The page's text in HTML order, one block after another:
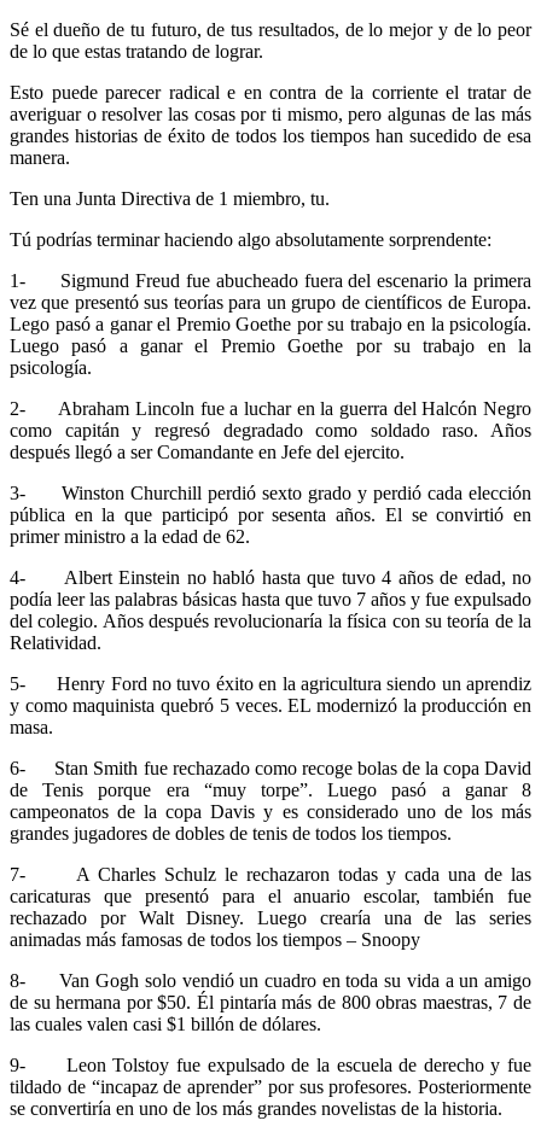
Sé el dueño de tu futuro, de tus resultados, de lo mejor y de lo peor
de lo que estas tratando de lograr.
Esto puede parecer radical e en contra de la corriente el tratar de
averiguar o resolver las cosas por ti mismo, pero algunas de las más
grandes historias de éxito de todos los tiempos han sucedido de esa
manera.
Ten una Junta Directiva de 1 miembro, tu.
Tú podrías terminar haciendo algo absolutamente sorprendente:
1- Sigmund Freud fue abucheado fuera del escenario la primera
vez que presentó sus teorías para un grupo de científicos de Europa.
Lego pasó a ganar el Premio Goethe por su trabajo en la psicología.
Luego pasó a ganar el Premio Goethe por su trabajo en la
psicología.
2- Abraham Lincoln fue a luchar en la guerra del Halcón Negro
como capitán y regresó degradado como soldado raso. Años
después llegó a ser Comandante en Jefe del ejercito.
3- Winston Churchill perdió sexto grado y perdió cada elección
pública en la que participó por sesenta años. El se convirtió en
primer ministro a la edad de 62.
4- Albert Einstein no habló hasta que tuvo 4 años de edad, no
podía leer las palabras básicas hasta que tuvo 7 años y fue expulsado
del colegio. Años después revolucionaría la física con su teoría de la
Relatividad.
5- Henry Ford no tuvo éxito en la agricultura siendo un aprendiz
y como maquinista quebró 5 veces. EL modernizó la producción en
masa.
6- Stan Smith fue rechazado como recoge bolas de la copa David
de Tenis porque era “muy torpe”. Luego pasó a ganar 8
campeonatos de la copa Davis y es considerado uno de los más
grandes jugadores de dobles de tenis de todos los tiempos.
7- A Charles Schulz le rechazaron todas y cada una de las
caricaturas que presentó para el anuario escolar, también fue
rechazado por Walt Disney. Luego crearía una de las series
animadas más famosas de todos los tiempos – Snoopy
8- Van Gogh solo vendió un cuadro en toda su vida a un amigo
de su hermana por $50. Él pintaría más de 800 obras maestras, 7 de
las cuales valen casi $1 billón de dólares.
9- Leon Tolstoy fue expulsado de la escuela de derecho y fue
tildado de “incapaz de aprender” por sus profesores. Posteriormente
se convertiría en uno de los más grandes novelistas de la historia.